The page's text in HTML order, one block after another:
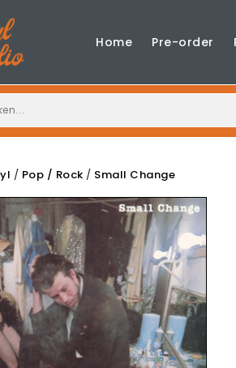
Home Pre-order
Pop / Rock Small Change